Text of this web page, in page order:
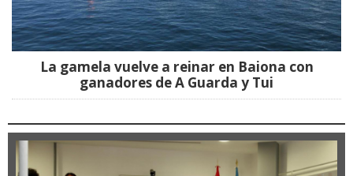
La gamela vuelve a reinar en Baiona con
ganadores de A Guarda y Tui